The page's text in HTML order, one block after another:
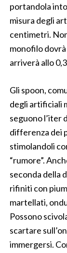
portandola
misura degli
centimetri.
monofilo
arriverà allo
Gli spoon,
degli artificiali
seguono l’iter
differenza dei
stimolandoli
“rumore”.
seconda della
rifiniti con
martellati,
Possono
scartare
immergersi.